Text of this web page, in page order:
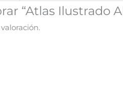
“Atlas Ilustrado